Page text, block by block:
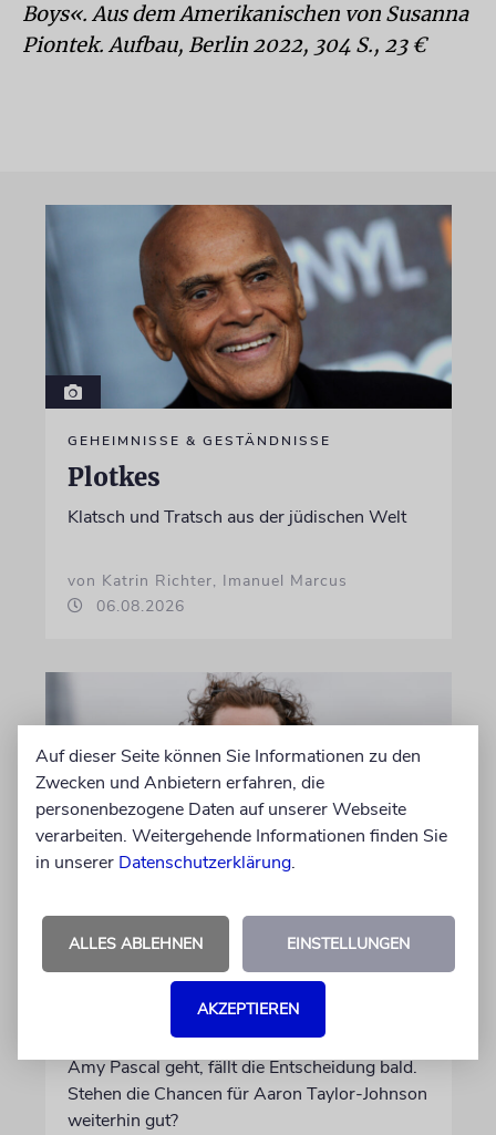
Boys«. Aus dem Amerikanischen von Susanna
Piontek. Aufbau, Berlin 2022, 304 S., 23 €
GEHEIMNISSE & GESTÄNDNISSE
Plotkes
Klatsch und Tratsch aus der jüdischen Welt
von Katrin Richter, Imanuel Marcus
06.08.2026
Schwinden die Chancen auf
einen jüdischen James Bond?
Seit Jahren wird darüber spekuliert, wer der
neue 007 wird. Wenn es nach Produzentin
Amy Pascal geht, fällt die Entscheidung bald.
Stehen die Chancen für Aaron Taylor-Johnson
weiterhin gut?
Auf dieser Seite können Sie Informationen zu den
Zwecken und Anbietern erfahren, die
personenbezogene Daten auf unserer Webseite
verarbeiten. Weitergehende Informationen finden Sie
in unserer Datenschutzerklärung.
ALLES ABLEHNEN EINSTELLUNGEN
AKZEPTIEREN